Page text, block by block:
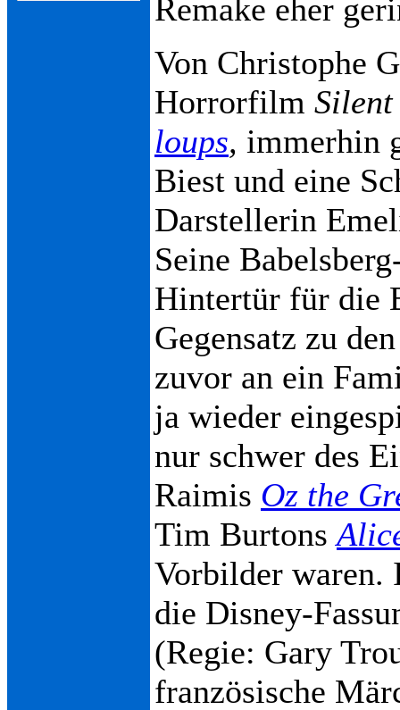
Remake eher
Von Christophe
Horrorfilm
loups, immerhin
Biest und eine
Darstellerin
Seine
Hintertür für die
Gegensatz zu
zuvor an ein
ja wieder
nur schwer des
Raimis Oz the
Tim Burtons
Vorbilder waren.
die Disney-
(Regie: Gary
französische